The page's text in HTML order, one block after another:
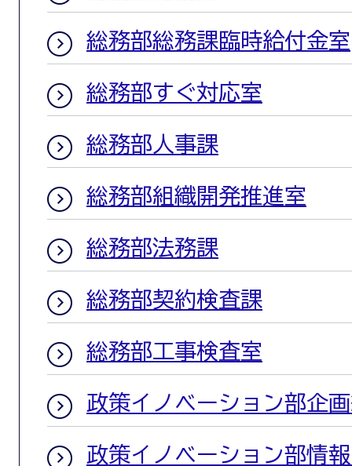
総務部総務課臨時給付金室
総務部すぐ対応室
総務部人事課
総務部組織開発推進室
総務部法務課
総務部契約検査課
総務部工事検査室
政策イノベーション部企
政策イノベーション部情